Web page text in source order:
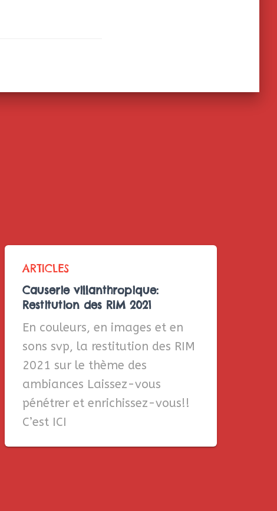
ARTICLES
Causerie villanthropique:
Restitution des RIM 2021
En couleurs, en images et en
sons svp, la restitution des RIM
2021 sur le thème des
ambiances Laissez-vous
pénétrer et enrichissez-vous!!
C’est ICI